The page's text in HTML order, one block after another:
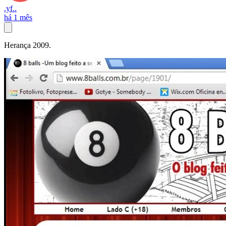
.yf..
há 1 mês
Herança 2009.